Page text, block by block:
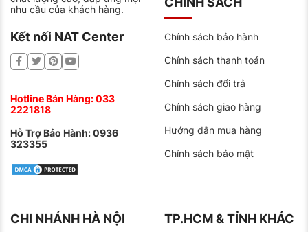
Với chi phí cạnh tranh và tiết kiệm nhiên liệu của lốp
Milestar, việc thay thế lốp trở lên đơn giản, tiện lợi và
đặc biệt là lượng xăng tiêu thụ giảm đi đáng kể. Lốp
xe Milestar là lựa chọn phù hợp cho xe ô tô của bạn
Địa chỉ bán lốp xe uy tín
Hiện nay trên thị trường có rất nhiều cửa hàng và nhà
phân phối lốp xe đến từ thương hiệu Milestar. Nếu bạn
đang tìm kiếm một địa chỉ mua lốp xe Milestar uy tín
thì NAT CENTER là nơi bạn nên ghé tới.
Chất lượng dịch vụ cao.
nhu cầu của khách hàng.
Kết nối NAT Center
Hotline Bán Hàng:033
2221818
Hỗ Trợ Bảo Hành:0936
323355
Chính sách bảo hành
Chính sách thanh toán
Chính sách đổi trả
Chính sách giao hàng
Hướng dẫn mua hàng
Chính sách bảo mật
CHI NHÁNH HÀ NỘI TP.HCM & TỈNH KHÁC